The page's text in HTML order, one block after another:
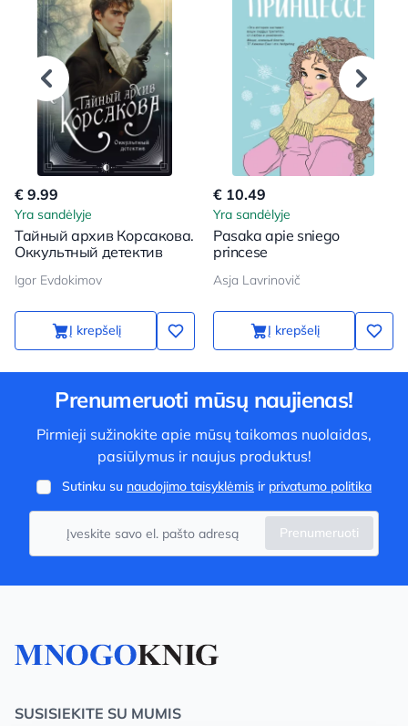
€ 9.99
Yra sandėlyje
Тайный архив Корсакова.
Оккультный детектив
Igor Evdokimov
Į krepšelį
€ 10.49
Yra sandėlyje
Pasaka apie sniego
princese
Asja Lavrinovič
Į krepšelį
Prenumeruoti mūsų naujienas!
Pirmieji sužinokite apie mūsų taikomas nuolaidas,
pasiūlymus ir naujus produktus!
Sutinku su naudojimo taisyklėmis ir privatumo politika
Prenumeruoti
SUSISIEKITE SU MUMIS